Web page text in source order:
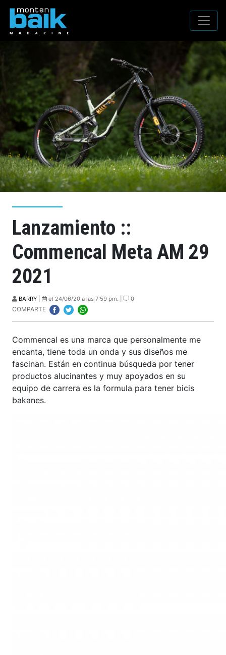
Lanzamiento ::
Commencal Meta AM 29
2021
BARRY el 24/06/20 a las 7:59 pm. | 0
COMPARTE
Commencal es una marca que personalmente me
encanta, tiene toda un onda y sus diseños me
fascinan. Están en continua búsqueda por tener
productos alucinantes y muy apoyados en su
equipo de carrera es la formula para tener bicis
bakanes.